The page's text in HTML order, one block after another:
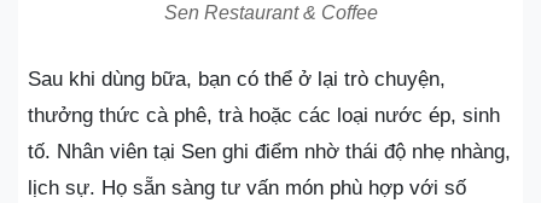
Sen Restaurant & Coffee
Sau khi dùng bữa, bạn có thể ở lại trò chuyện,
thưởng thức cà phê, trà hoặc các loại nước ép, sinh
tố. Nhân viên tại Sen ghi điểm nhờ thái độ nhẹ nhàng,
lịch sự. Họ sẵn sàng tư vấn món phù hợp với số